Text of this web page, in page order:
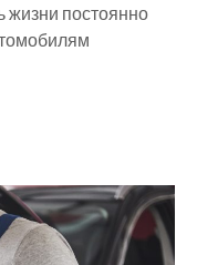
жизни постоянно